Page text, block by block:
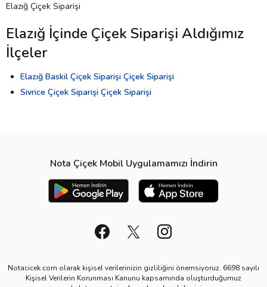
Elazığ Çiçek Siparişi
Elazığ İçinde Çiçek Siparişi Aldığımız
İlçeler
Elazığ Baskil Çiçek Siparişi Çiçek Siparişi
Sivrice Çiçek Siparişi Çiçek Siparişi
Nota Çiçek Mobil Uygulamamızı İndirin
Notacicek.com olarak kişisel verilerinizin gizliliğini önemsiyoruz. 6698 sayılı
Kişisel Verilerin Korunması Kanunu kapsamında oluşturduğumuz